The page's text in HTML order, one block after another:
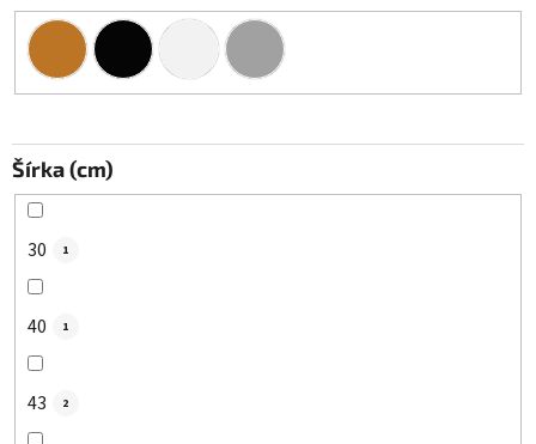
Šírka (cm)
30 1
40 1
43 2